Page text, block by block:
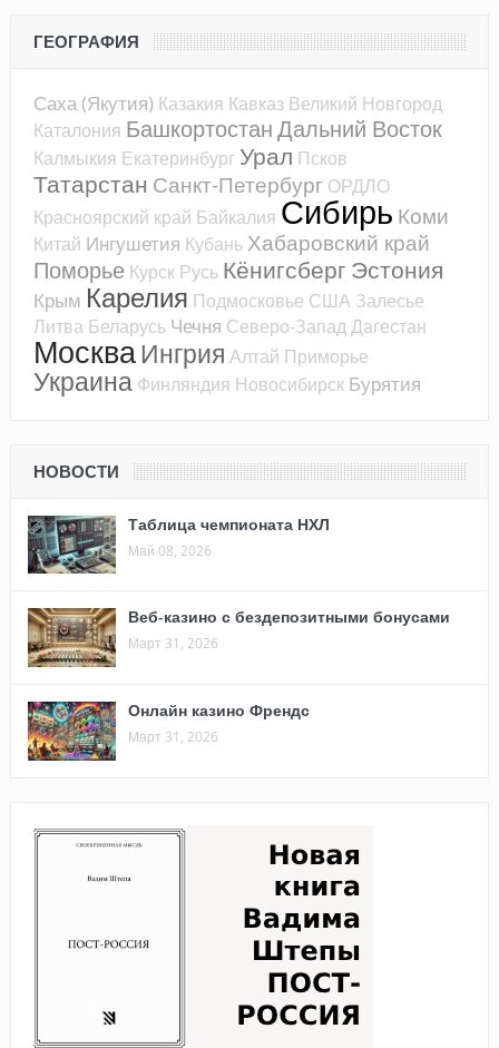
ГЕОГРАФИЯ
Саха (Якутия) Казакия Кавказ Великий Новгород
Каталония БашкортостанДальний Восток
Калмыкия Екатеринбург Урал Псков
Татарстан Санкт-Петербург ОРДЛО
Красноярский край Байкалия Сибирь Коми
Китай Ингушетия Кубань Хабаровский край
Поморье Курск Русь Кёнигсберг Эстония
Крым Карелия Подмосковье США Залесье
Литва Беларусь Чечня Северо-ЗападДагестан
МоскваИнгрия Алтай Приморье
Украина Финляндия Новосибирск Бурятия
НОВОСТИ
Таблица чемпионата НХЛ
Май 08, 2026
Веб-казино с бездепозитными бонусами
Март 31, 2026
Онлайн казино Френдс
Март 31, 2026